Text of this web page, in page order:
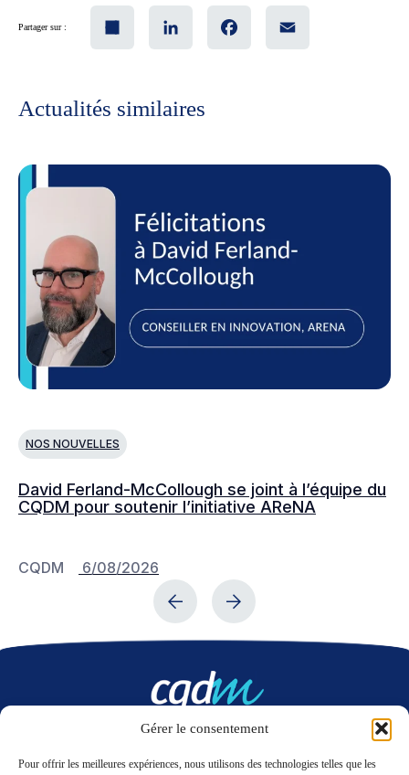
Gérer le consentement
Pour offrir les meilleures expériences, nous utilisons des technologies telles que les
Partager sur :
Actualités similaires
NOS NOUVELLES
David Ferland-McCollough se joint à l’équipe du
CQDM pour soutenir l’initiative AReNA
CQDM 6/08/2026